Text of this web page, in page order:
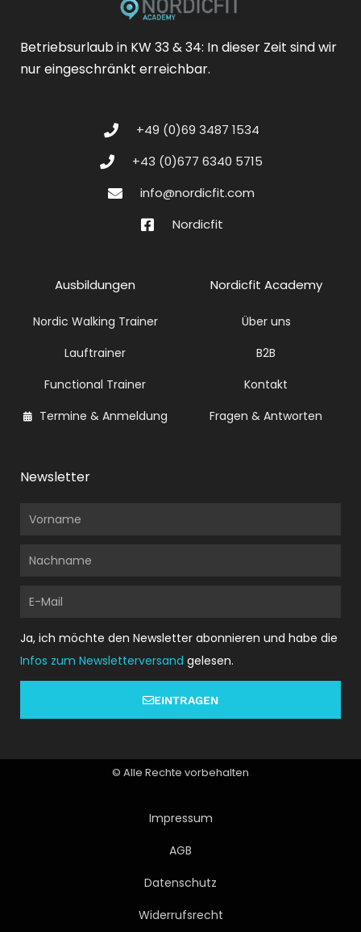
Betriebsurlaub in KW 33 & 34: In dieser Zeit sind wir
nur eingeschränkt erreichbar.
+49 (0)69 3487 1534
+43 (0)677 6340 5715
info@nordicfit.com
Nordicfit
Ausbildungen
Nordic Walking Trainer
Lauftrainer
Functional Trainer
Termine & Anmeldung
Nordicfit Academy
Über uns
B2B
Kontakt
Fragen & Antworten
Newsletter
Vorname
Nachname
E-
Ja, ich möchte den Newsletter abonnieren und habe die
Infos zum Newsletterversand gelesen.
EINTRAGEN
© Alle Rechte vorbehalten
Impressum
AGB
Datenschutz
Widerrufsrecht